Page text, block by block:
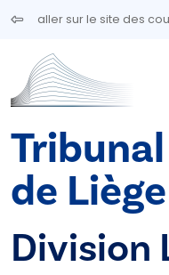
Aller au contenu principal
aller sur le site des
de Liège
Division